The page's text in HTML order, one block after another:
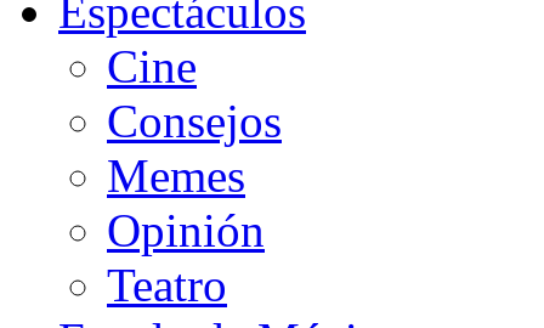
Espectáculos
Cine
Consejos
Memes
Opinión
Teatro